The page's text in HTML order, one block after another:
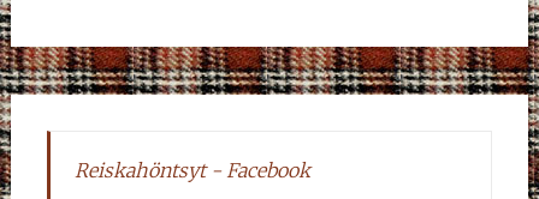
Reiskahöntsyt - Facebook